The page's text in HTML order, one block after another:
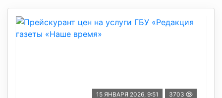
15 ЯНВАРЯ 2026, 9:51 3703